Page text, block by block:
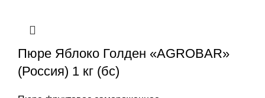
Пюре Яблоко Голден «AGROBAR»
(Россия) 1 кг (бс)